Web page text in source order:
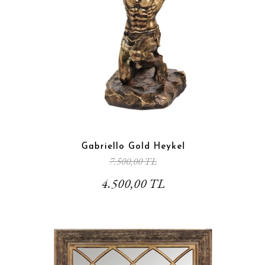
Gabriello Gold Heykel
7.500,00 TL
4.500,00 TL